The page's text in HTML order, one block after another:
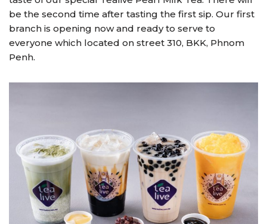
be the second time after tasting the first sip. Our first
branch is opening now and ready to serve to
everyone which located on street 310, BKK, Phnom
Penh.